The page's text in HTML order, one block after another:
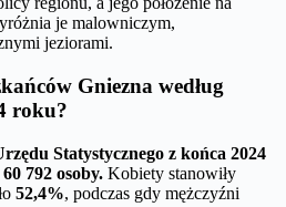
je malowniczym,
jeziorami.
Gniezna według
roku?
Statystycznego z końca 2024
60 792 osoby. Kobiety stanowiły
52,4%, podczas gdy mężczyźni